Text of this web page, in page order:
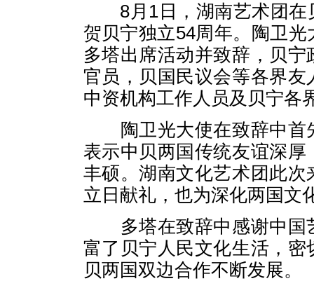
8月 1日，湖南艺术团
贺贝宁独立54周年。陶卫光
多塔出席活动并致辞，贝
官员，贝国民议会等各界
中资机构工作人员及贝宁各
陶卫光大使在致辞中
表示中贝两国传统友谊深
丰硕。湖南文化艺术团此
立日献礼，也为深化两国文
多塔在致辞中感谢中
富了贝宁人民文化生活，
贝两国双边合作不断发展。